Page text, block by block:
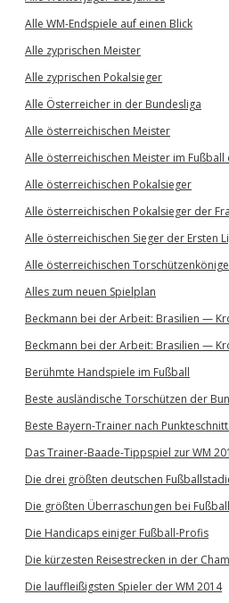
Alle WM-Endspiele auf einen Blick
Alle zyprischen Meister
Alle zyprischen Pokalsieger
Alle Österreicher in der Bundesliga
Alle österreichischen Meister
Alle österreichischen Meister im Fußball
Alle österreichischen Pokalsieger
Alle österreichischen Pokalsieger der
Alle österreichischen Sieger der Ersten
Alle österreichischen Torschützenkönige
Alles zum neuen Spielplan
Beckmann bei der Arbeit: Brasilien —
Beckmann bei der Arbeit: Brasilien —
Berühmte Handspiele im Fußball
Beste ausländische Torschützen der
Beste Bayern-Trainer nach
Das Trainer-Baade-Tippspiel zur WM
Die drei größten deutschen
Die größten Überraschungen bei
Die Handicaps einiger Fußball-Profis
Die kürzesten Reisestrecken in der
Die lauffleißigsten Spieler der WM 2014